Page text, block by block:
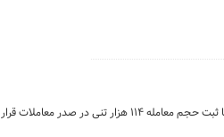
بورس کالای ایران در روز دوشنبه، ۲۲ تیرماه میزبان معامله ۲۰۲ هزار و ۵۳۸ تن محصول بود. در این روز تالار صنعتی با ثبت حجم معامله ۱۱۴ هزار تنی در صدر معاملات قرار